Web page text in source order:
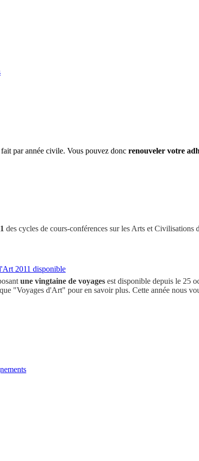
par année civile. Vous pouvez donc renouveler votre
des cycles de cours-conférences sur les Arts et Civilisations
2011 disponible
une vingtaine de voyages est disponible depuis le 25
"Voyages d'Art" pour en savoir plus. Cette année nous